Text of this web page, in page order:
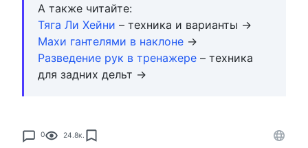
А также читайте:
Тяга Ли Хейни – техника и варианты →
Махи гантелями в наклоне →
Разведение рук в тренажере – техника
для задних дельт →
0 24.8к.